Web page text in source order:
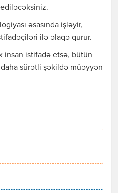
əsasında işləyir,
ilə əlaqə qurur.
insan istifadə etsə, bütün
sürətli şəkildə müəyyən